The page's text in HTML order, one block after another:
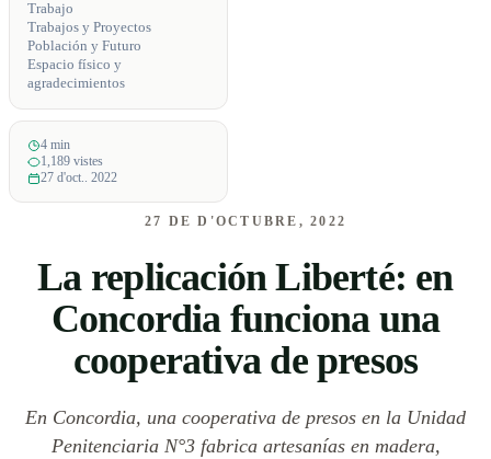
Trabajo
Trabajos y Proyectos
Población y Futuro
Espacio físico y
agradecimientos
4 min
1,189 vistes
27 d'oct.. 2022
27 DE D'OCTUBRE, 2022
La replicación Liberté: en
Concordia funciona una
cooperativa de presos
En Concordia, una cooperativa de presos en la Unidad
Penitenciaria N°3 fabrica artesanías en madera,